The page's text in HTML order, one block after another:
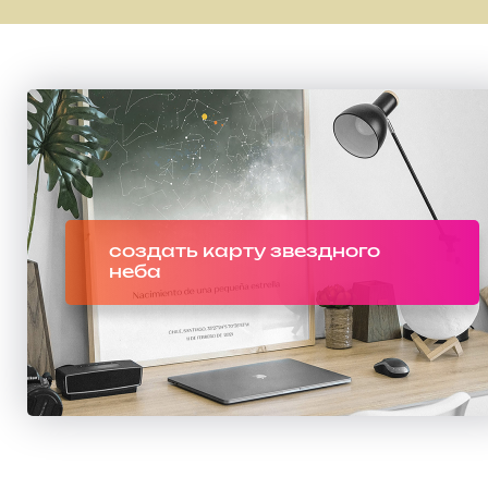
создать карту звездного
неба